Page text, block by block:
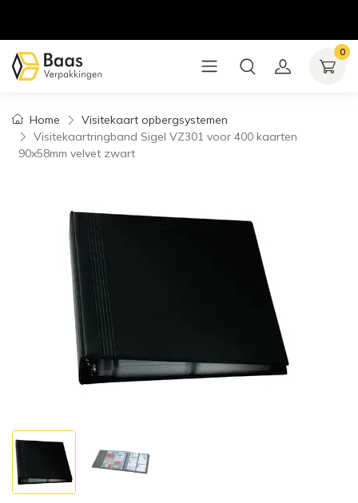
0
Home
Visitekaart opbergsystemen
Visitekaartringband Sigel VZ301 voor 400 kaarten
90x58mm velvet zwart